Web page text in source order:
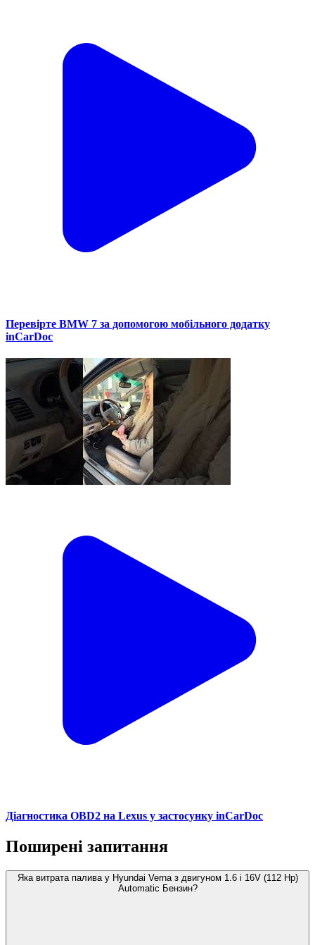
Перевірте BMW 7 за допомогою мобільного додатку
inCarDoc
Діагностика OBD2 на Lexus у застосунку inCarDoc
Поширені запитання
Яка витрата палива у Hyundai Verna з двигуном 1.6 i 16V (112 Hp)
Automatic Бензин?